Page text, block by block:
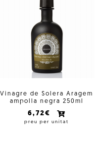
Vinagre de Solera Aragem
ampolla negra 250ml
6,72€
preu per unitat